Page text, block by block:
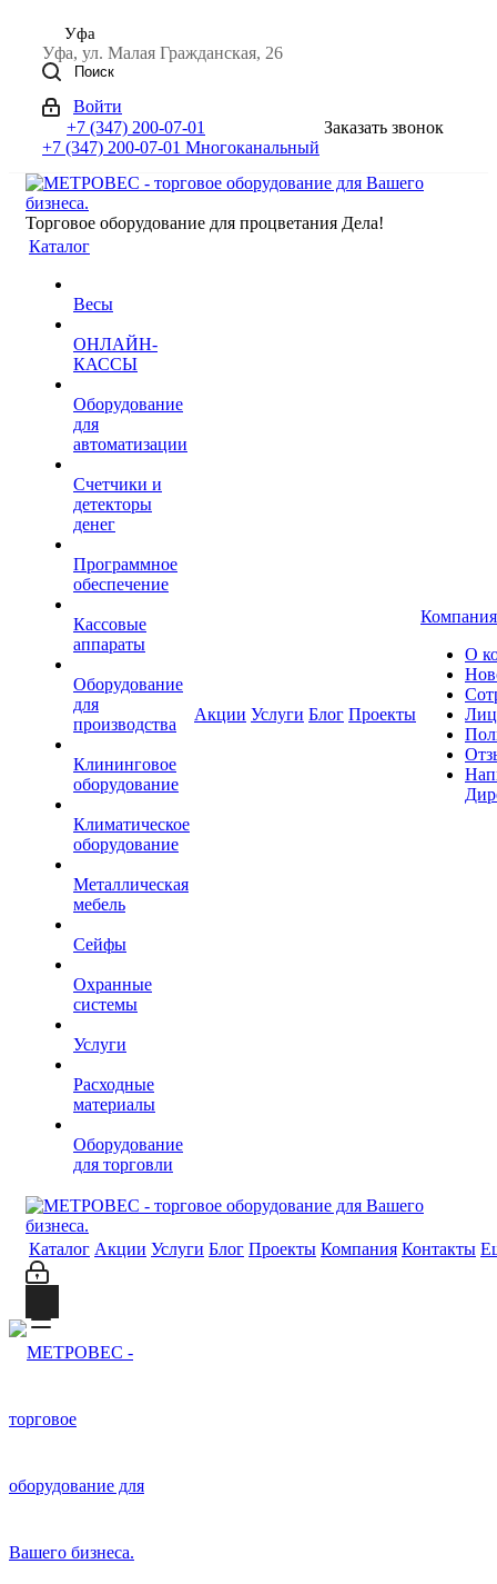
Уфа
Уфа, ул. Малая Гражданская, 26
Поиск
Войти
+7 (347) 200-07-01
+7 (347) 200-07-01 Многоканальный
Заказать звонок
Торговое оборудование для процветания Дела!
Каталог
Весы
ОНЛАЙН-
КАССЫ
Оборудование
для
автоматизации
Счетчики и
детекторы
денег
Программное
обеспечение
Кассовые
аппараты
Оборудование
для
производства
Клининговое
оборудование
Климатическое
оборудование
Металлическая
мебель
Сейфы
Охранные
системы
Услуги
Расходные
материалы
Оборудование
для торговли
Акции Услуги Блог Проекты
Компания
О
Каталог Акции Услуги Блог Проекты Компания Контакты